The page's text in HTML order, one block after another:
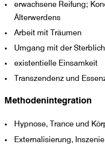
erwachsene Reifung;
Älterwerdens
Arbeit mit Träumen
Umgang mit der
existentielle Einsamkeit
Transzendenz und
Methodenintegration
Hypnose, Trance und
Externalisierung,